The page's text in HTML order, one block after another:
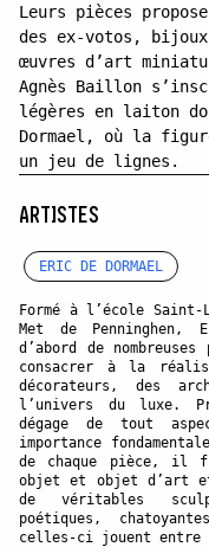
Leurs pièces
des ex-votos,
œuvres d’art
Agnès Baillon
légères en laiton
Dormael, où la figure
un jeu de lignes.
ARTISTES
ERIC DE DORMAEL
Formé à l’école
Met de Penninghen,
d’abord de
consacrer à la
décorateurs, des
l’univers du luxe.
dégage de tout
importance
de chaque pièce, il
objet et objet d’art
de véritables
poétiques,
celles-ci jouent